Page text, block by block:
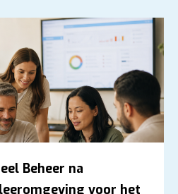
Beheer na
voor het